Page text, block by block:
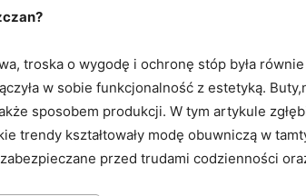
​troska o ‌wygodę i ochronę stóp​ była
w sobie funkcjonalność ⁣z estetyką.‌
sposobem produkcji. W tym⁢ artykule
trendy kształtowały modę‍ obuwniczą ⁣w
przed⁣ trudami codzienności